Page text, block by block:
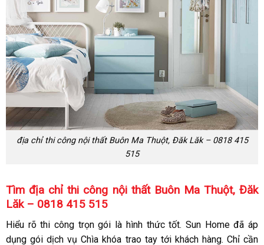
địa chỉ thi công nội thất Buôn Ma Thuột, Đăk Lăk – 0818 415
515
Tìm địa chỉ thi công nội thất Buôn Ma Thuột, Đăk
Lăk – 0818 415 515
Hiểu rõ thi công trọn gói là hình thức tốt. Sun Home đã áp
dụng gói dịch vụ Chìa khóa trao tay tới khách hàng. Chỉ cần